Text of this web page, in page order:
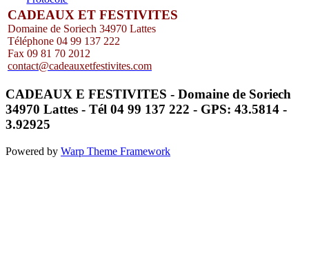
CADEAUX ET FESTIVITES
Domaine de Soriech 34970 Lattes
Téléphone 04 99 137 222
Fax 09 81 70 2012
contact@cadeauxetfestivites.com
CADEAUX E FESTIVITES - Domaine de Soriech
34970 Lattes - Tél 04 99 137 222 - GPS: 43.5814 -
3.92925
Powered by Warp Theme Framework